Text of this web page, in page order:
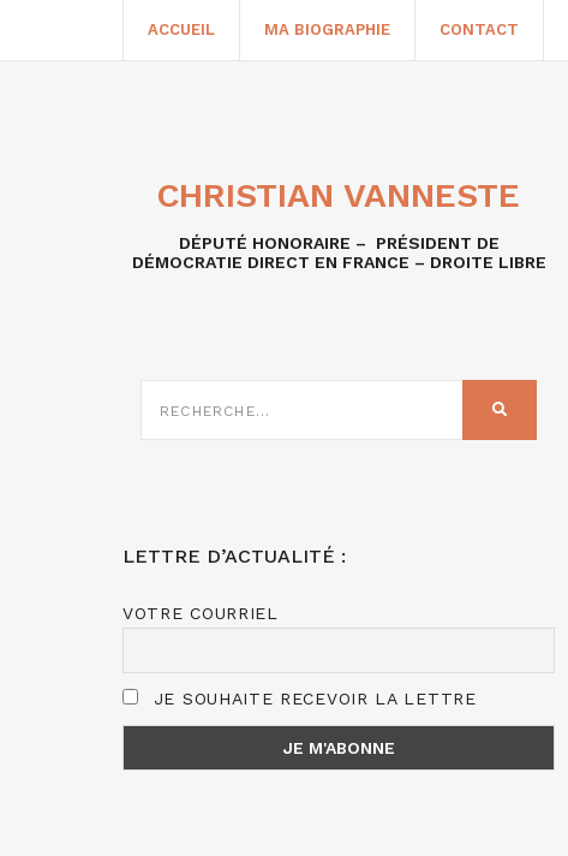
ACCUEIL MA BIOGRAPHIE CONTACT
CHRISTIAN VANNESTE
DÉPUTÉ HONORAIRE – PRÉSIDENT DE
DÉMOCRATIE DIRECT EN FRANCE – DROITE LIBRE
SUR
LETTRE D’ACTUALITÉ :
VOTRE COURRIEL
JE SOUHAITE RECEVOIR LA LETTRE